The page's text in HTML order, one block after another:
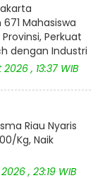
Mahasiswa
Perkuat
dengan Industri
, 13:37 WIB
Riau Nyaris
Kg, Naik
, 23:19 WIB